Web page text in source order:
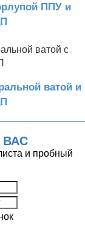
ППУ и
ватой и
ВАС
и пробный